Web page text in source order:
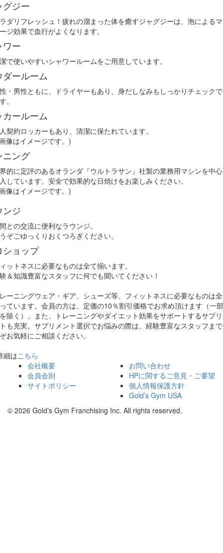
グジー
ダリフレッシュ！疲れの溜まった体を癒すジャグジーは、泡による
ジ効果で血行がよくなります。
ワー
で使いやすいシャワールームをご用意しています。
ダールーム
・男性ともに、ドライヤーもあり、身だしなみもしっかりチェック
。
カールーム
契約ロッカーもあり、清潔に保たれています。
像はイメージです。)
ニング
的に定評のあるオランダ『ウルトラサン』社製の業務用マシンを中
しています。安全で効果的な日焼けをお楽しみください。
像はイメージです。)
ンジ
との交流に便利なラウンジ。
ぞごゆっくりおくつろぎください。
ショップ
ットネスに必要なものは全て揃います。
＆知識豊富なスタッフに何でも聞いてください！
ーニングウェア・ギア、シューズ等、フィットネスに必要なものは
ています。会員の方は、定価の10％割引価格でお求め頂けます（一
除く）。また、トレーニングやダイエット効果をサポートするサプ
も充実。サプリメント選択でお悩みの際は、経験豊富なスタッフま
お気軽にご相談ください。
細はこちら
会社概要
会員会則
サイトポリシー
お問い合わせ
HPに関するご意見・ご要望
個人情報保護方針
Gold’s Gym USA
© 2026 Gold’s Gym Franchising Inc. All rights reserved.